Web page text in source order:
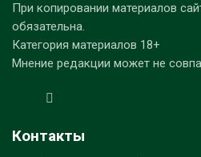
При копировании материалов
обязательна.
Категория материалов 18+
Мнение редакции может не
Контакты